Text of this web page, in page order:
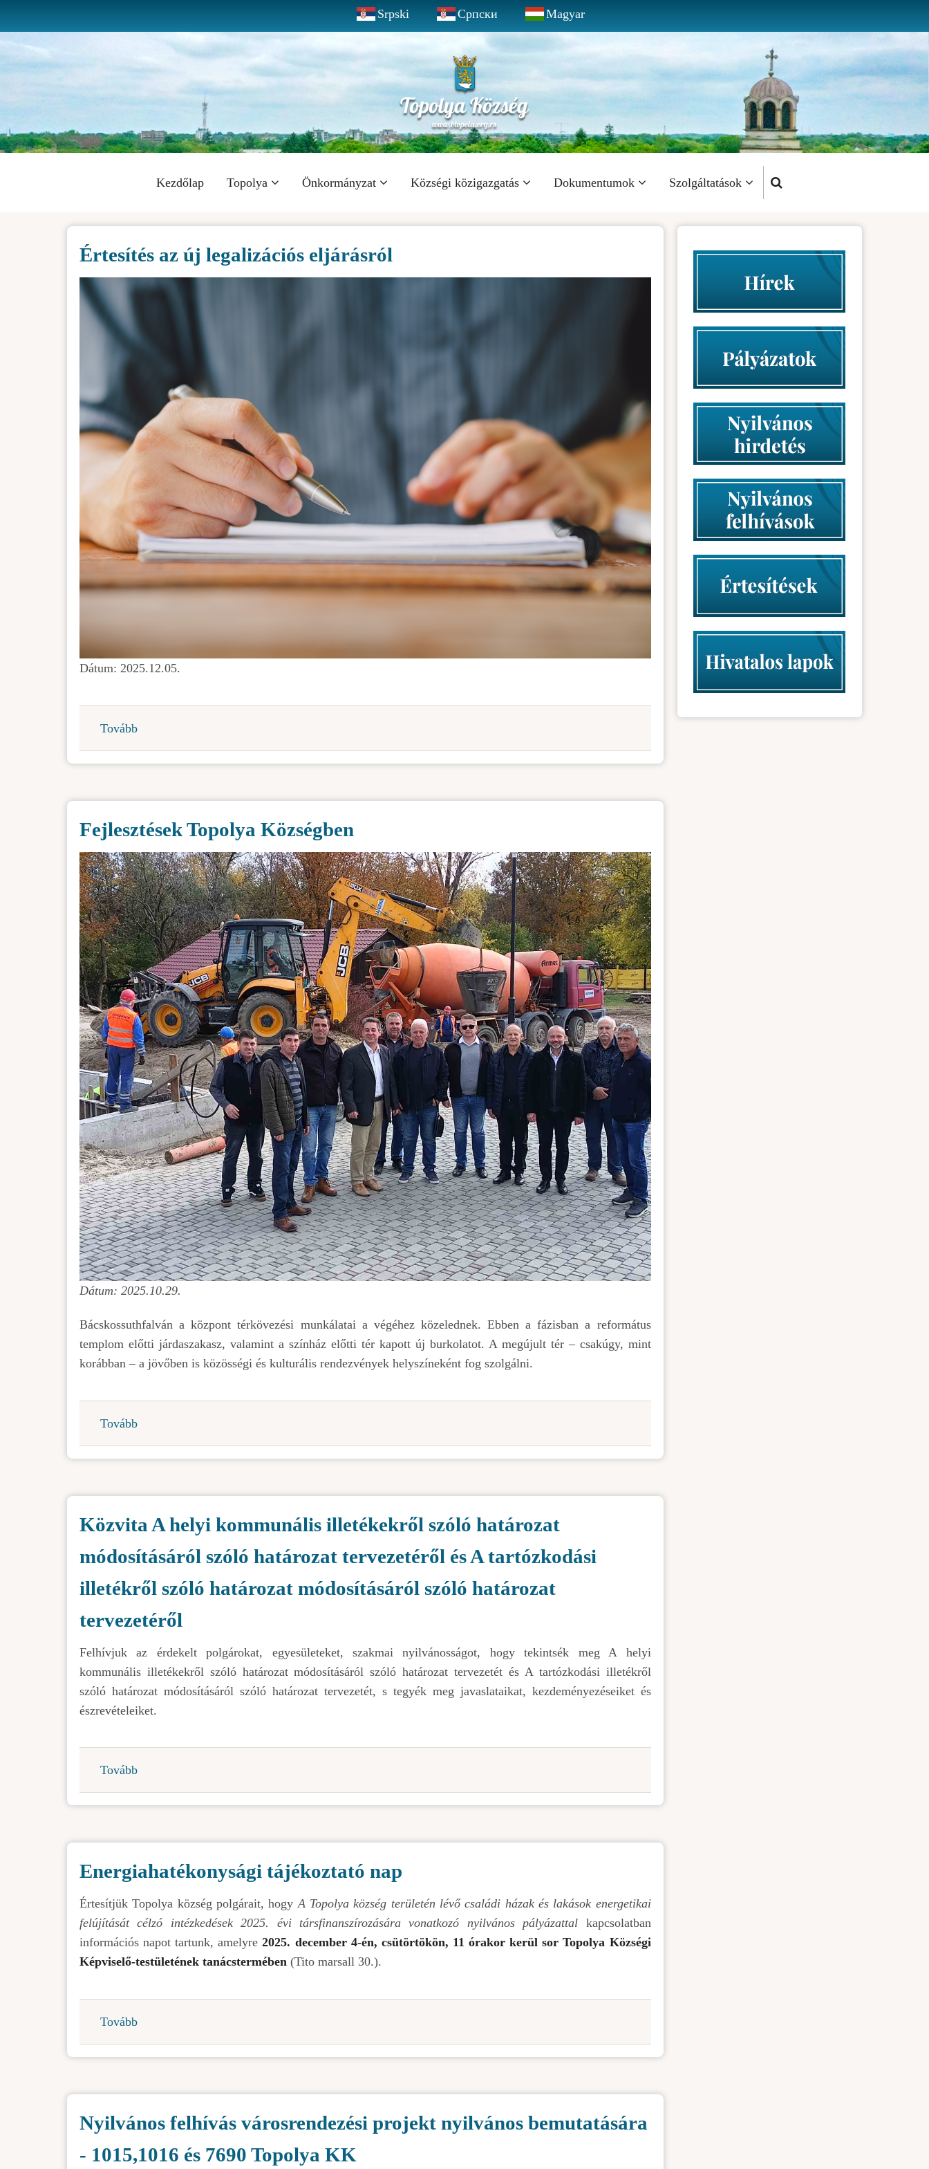
a
tartalomra
Srpski Српски Magyar
Fő
Kezdőlap Topolya Önkormányzat Községi közigazgatás Dokumentumok Szolgáltatások
Értesítés az új legalizációs eljárásról
Dátum: 2025.12.05.
Tovább
az
új
eljárásról)
Fejlesztések Topolya Községben
Dátum: 2025.10.29.
Bácskossuthfalván a központ térkövezési munkálatai a végéhez közelednek. Ebben a fázisban a református
templom előtti járdaszakasz, valamint a színház előtti tér kapott új burkolatot. A megújult tér – csakúgy, mint
korábban – a jövőben is közösségi és kulturális rendezvények helyszíneként fog szolgálni.
Tovább
Topolya
Községben)
Közvita A helyi kommunális illetékekről szóló határozat
módosításáról szóló határozat tervezetéről és A tartózkodási
illetékről szóló határozat módosításáról szóló határozat
tervezetéről
Felhívjuk az érdekelt polgárokat, egyesületeket, szakmai nyilvánosságot, hogy tekintsék meg A helyi
kommunális illetékekről szóló határozat módosításáról szóló határozat tervezetét és A tartózkodási illetékről
szóló határozat módosításáról szóló határozat tervezetét, s tegyék meg javaslataikat, kezdeményezéseiket és
észrevételeiket.
Tovább
A
helyi
szóló
módosításáról
szóló
határozat
tervezetéről
A
illetékről
szóló
szóló
tervezetéről
Energiahatékonysági tájékoztató nap
Értesítjük Topolya község polgárait, hogyA Topolya község területén lévő családi házak és lakások energetikai
felújítását célzó intézkedések 2025. évi társfinanszírozására vonatkozó nyilvános pályázattal kapcsolatban
információs napot tartunk, amelyre2025. december 4-én, csütörtökön, 11 órakor kerül sor Topolya Községi
Képviselő-testületének tanácstermében (Tito marsall 30.).
Tovább
tájékoztató
nap
Nyilvános felhívás városrendezési projekt nyilvános bemutatására
- 1015,1016 és 7690 Topolya KK